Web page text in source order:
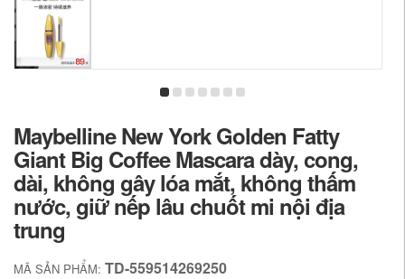
Maybelline New York Golden Fatty
Giant Big Coffee Mascara dày, cong,
dài, không gây lóa mắt, không thấm
nước, giữ nếp lâu chuốt mi nội địa
trung
MÃ SẢN PHẨM: TD-559514269250